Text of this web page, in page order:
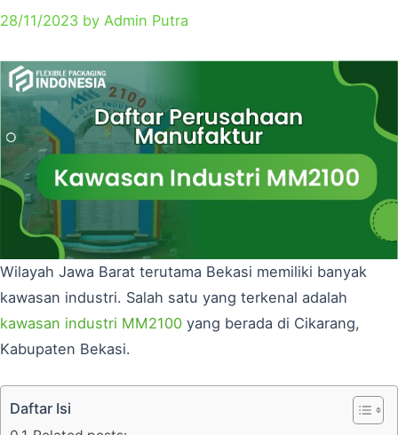
28/11/2023 by Admin Putra
Wilayah Jawa Barat terutama Bekasi memiliki banyak
kawasan industri. Salah satu yang terkenal adalah
kawasan industri MM2100 yang berada di Cikarang,
Kabupaten Bekasi.
Daftar Isi